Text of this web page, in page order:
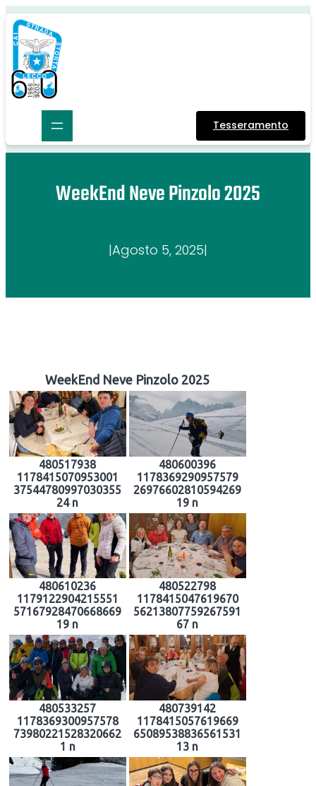
Tesseramento
WeekEnd Neve Pinzolo 2025
|Agosto 5, 2025|
WeekEnd Neve Pinzolo 2025
480517938
1178415070953001
37544780997030355
24 n
480600396
1178369290957579
26976602810594269
19 n
480610236
1179122904215551
57167928470668669
19 n
480522798
1178415047619670
56213807759267591
67 n
480533257
1178369300957578
73980221528320662
1 n
480739142
1178415057619669
65089538836561531
13 n